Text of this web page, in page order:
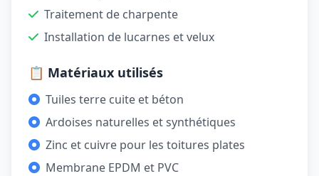
Traitement de charpente
Installation de lucarnes et velux
📋 Matériaux utilisés
Tuiles terre cuite et béton
Ardoises naturelles et synthétiques
Zinc et cuivre pour les toitures plates
Membrane EPDM et PVC